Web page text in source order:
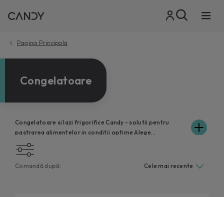
Pagina Principala
Congelatoare
Congelatoare si lazi frigorifice Candy - solutii pentru
pastrarea alimentelor in conditii optime Alege
congelatorul sau lada frigorifica potrivita pentru nevoile
tale. Cu control simplu al temperaturii, sertare
transparente si design modern, fiecare produs ofera
Comandă după: